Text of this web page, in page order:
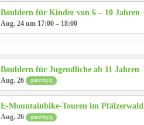
Bouldern für Kinder von 6 – 10 Jahren
Aug. 24 um 17:00 – 18:00
Bouldern für Jugendliche ab 11 Jahren
Aug. 26 ganztägig
E-Mountainbike-Touren im Pfälzerwald
Aug. 26 ganztägig